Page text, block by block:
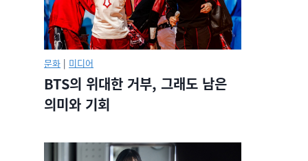
문화 | 미디어
BTS의 위대한 거부, 그래도 남은
의미와 기회